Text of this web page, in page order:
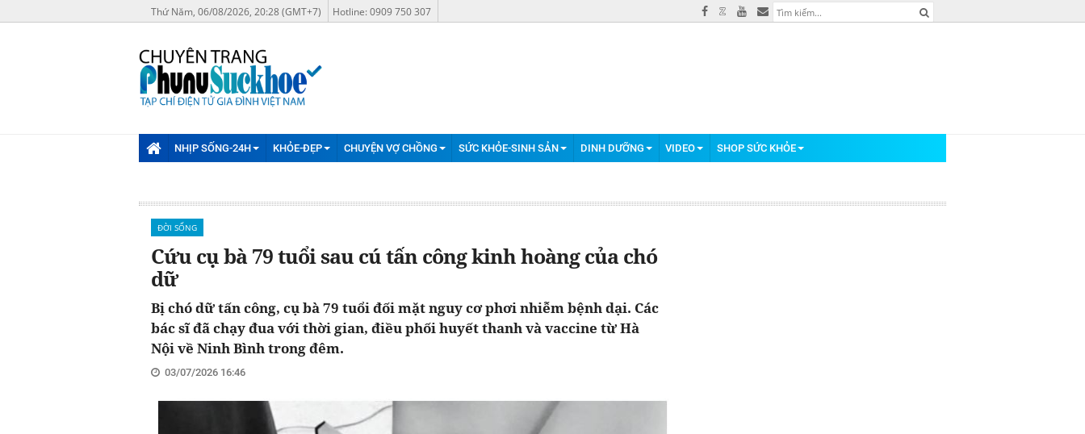
Thứ Năm, 06/08/2026, 20:28 (GMT+7) Hotline: 0909 750 307
NHỊP SỐNG-24H KHỎE-ĐẸP CHUYỆN VỢ CHỒNG SỨC KHỎE-SINH SẢN DINH DƯỠNG VIDEO SHOP SỨC KHỎE
ĐỜI SỐNG
Cứu cụ bà 79 tuổi sau cú tấn công kinh hoàng của chó
dữ
Bị chó dữ tấn công, cụ bà 79 tuổi đối mặt nguy cơ phơi nhiễm bệnh dại. Các
bác sĩ đã chạy đua với thời gian, điều phối huyết thanh và vaccine từ Hà
Nội về Ninh Bình trong đêm.
03/07/2026 16:46